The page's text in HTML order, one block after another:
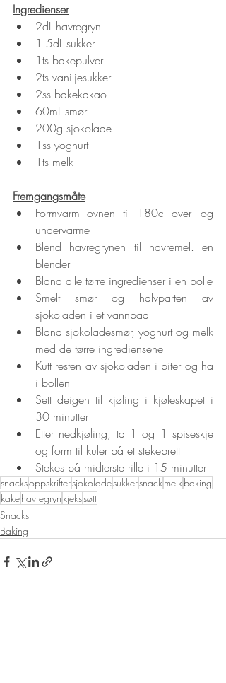
Ingredienser
2dL havregryn
1.5dL sukker
1ts bakepulver
2ts vaniljesukker
2ss bakekakao
60mL smør
200g sjokolade
1ss yoghurt
1ts melk
Fremgangsmåte
Formvarm ovnen til 180c over- og
undervarme
Blend havregrynen til havremel. en
blender
Bland alle tørre ingredienser i en bolle
Smelt smør og halvparten av
sjokoladen i et vannbad
Bland sjokoladesmør, yoghurt og melk
med de tørre ingrediensene
Kutt resten av sjokoladen i biter og ha
i bollen
Sett deigen til kjøling i kjøleskapet i
30 minutter
Etter nedkjøling, ta 1 og 1 spiseskje
og form til kuler på et stekebrett
Stekes på midterste rille i 15 minutter
snacksoppskriftersjokoladesukkersnackmelkbaking
kakehavregryn kjekssøtt
Snacks
Baking